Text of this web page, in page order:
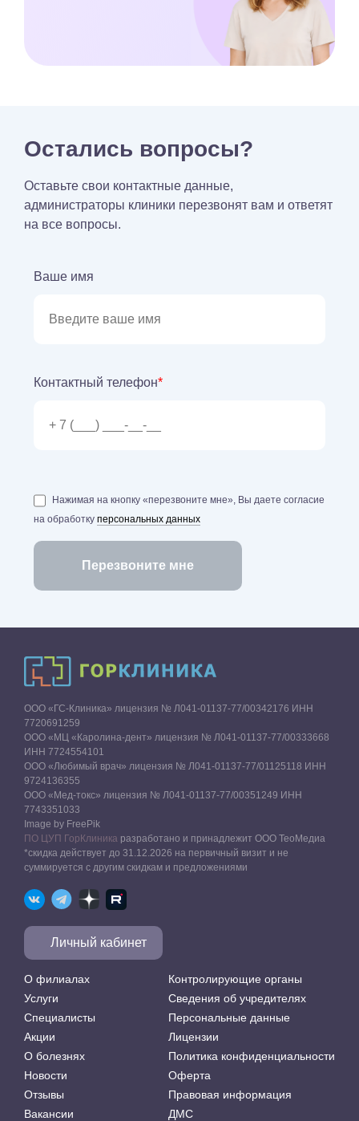
Остались вопросы?
Оставьте свои контактные данные,
администраторы клиники перезвонят вам и ответят
на все вопросы.
Ваше имя
Контактный телефон*
Нажимая на кнопку «перезвоните мне», Вы даете согласие
на обработку персональных данных
ООО «ГС-Клиника» лицензия № Л041-01137-77/00342176 ИНН
7720691259
ООО «МЦ «Каролина-дент» лицензия № Л041-01137-77/00333668
ИНН 7724554101
ООО «Любимый врач» лицензия № Л041-01137-77/01125118 ИНН
9724136355
ООО «Мед-токс» лицензия № Л041-01137-77/00351249 ИНН
7743351033
Image by FreePik
ПО ЦУП ГорКлиника разработано и принадлежит ООО ТеоМедиа
*скидка действует до 31.12.2026 на первичный визит и не
суммируется с другим скидкам и предложениями
О филиалах
Услуги
Специалисты
Акции
О болезнях
Новости
Отзывы
Вакансии
Контролирующие органы
Сведения об учредителях
Персональные данные
Лицензии
Политика конфиденциальности
Оферта
Правовая информация
ДМС
Личный кабинет